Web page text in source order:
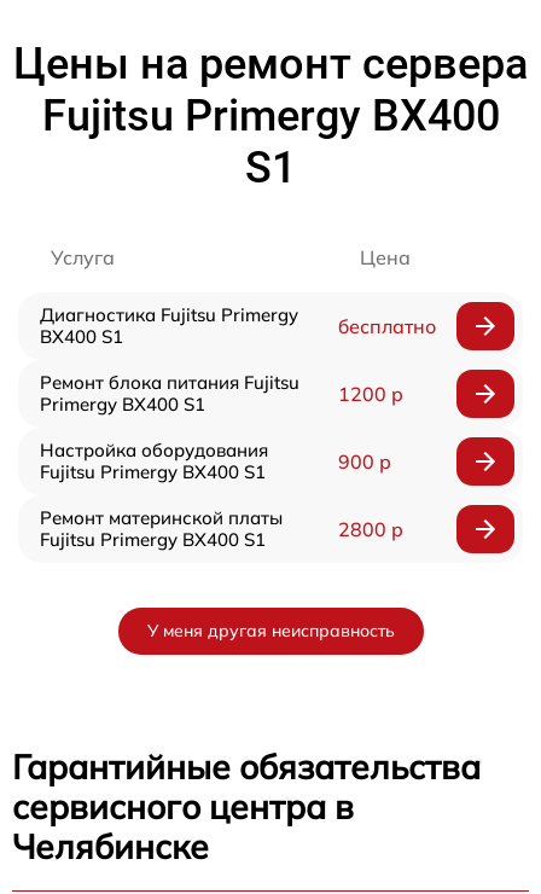
Цены на ремонт сервера
Fujitsu Primergy BX400
S1
Услуга Цена
Диагностика Fujitsu Primergy
BX400 S1
бесплатно
Ремонт блока питания Fujitsu
Primergy BX400 S1
1200 р
Настройка оборудования
Fujitsu Primergy BX400 S1
900 р
Ремонт материнской платы
Fujitsu Primergy BX400 S1
2800 р
У меня другая неисправность
Гарантийные обязательства
сервисного центра в
Челябинске